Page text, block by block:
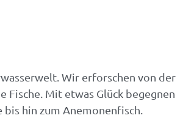
Wir erforschen von der
Mit etwas Glück begegnen
hin zum Anemonenfisch.